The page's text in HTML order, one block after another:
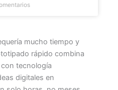
mucho tiempo y
rápido combina
tecnología
digitales en